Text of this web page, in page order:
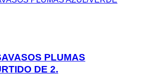
PLUMAS
DE 2.